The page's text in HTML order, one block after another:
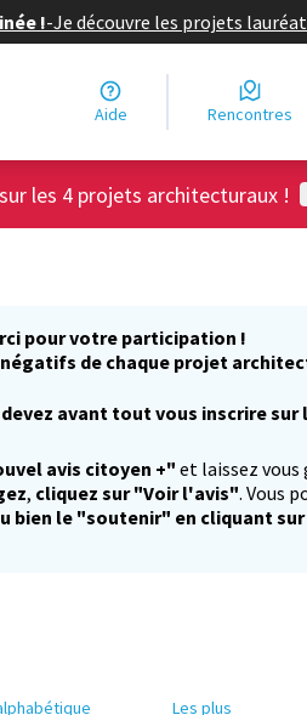
!-Je découvre les projets
Aide Rencontres
les 4 projets architecturaux !
pour votre participation !
de chaque projet
avant tout vous inscrire
nouvel onglet)
avis citoyen +" et laissez vous
, cliquez sur "Voir l'avis". Vous
bien le "soutenir" en cliquant
Les plus